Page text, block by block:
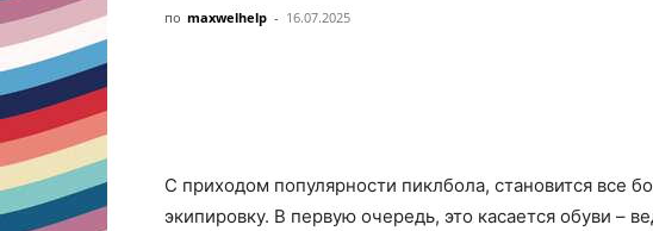
по maxwelhelp - 16.07.2025
С приходом популярности пиклбола, становится все
экипировку. В первую очередь, это касается обуви –